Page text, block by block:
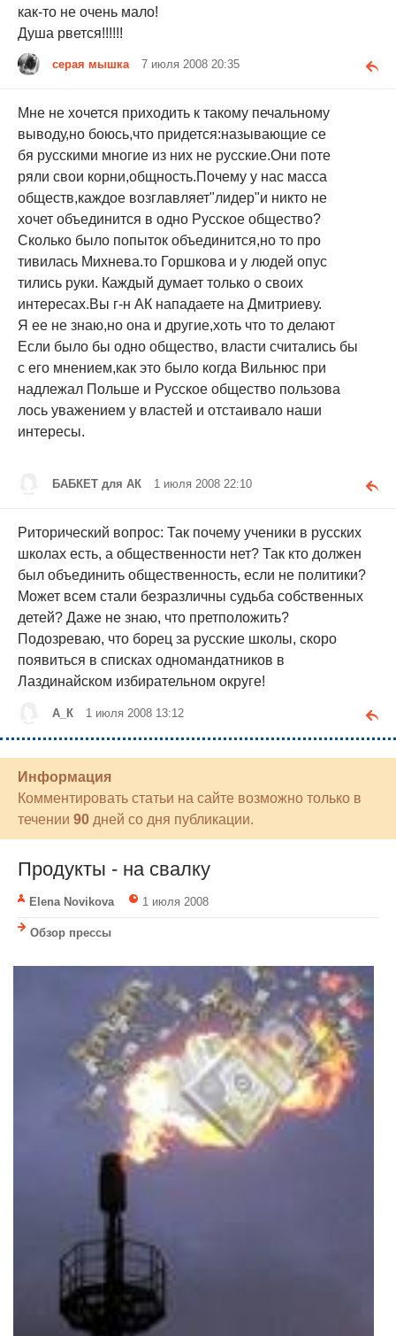
как-то не очень мало!
Душа рвется!!!!!!
серая мышка 7 июля 2008 20:35
Мне не хочется приходить к такому печальному
выводу,но боюсь,что придется:называющие се
бя русскими многие из них не русские.Они поте
ряли свои корни,общность.Почему у нас масса
обществ,каждое возглавляет"лидер"и никто не
хочет объединится в одно Русское общество?
Сколько было попыток объединится,но то про
тивилась Михнева.то Горшкова и у людей опус
тились руки. Каждый думает только о своих
интересах.Вы г-н АК нападаете на Дмитриеву.
Я ее не знаю,но она и другие,хоть что то делают
Если было бы одно общество, власти считались бы
с его мнением,как это было когда Вильнюс при
надлежал Польше и Русское общество пользова
лось уважением у властей и отстаивало наши
интересы.
БАБКЕТ для АК 1 июля 2008 22:10
Риторический вопрос: Так почему ученики в русских
школах есть, а общественности нет? Так кто должен
был объединить общественность, если не политики?
Может всем стали безразличны судьба собственных
детей? Даже не знаю, что претположить?
Подозреваю, что борец за русские школы, скоро
появиться в списках одномандатников в
Лаздинайском избирательном округе!
А_К 1 июля 2008 13:12
Информация
Комментировать статьи на сайте возможно только в
течении 90 дней со дня публикации.
Продукты - на свалку
Elena Novikova 1 июля 2008
Обзор прессы